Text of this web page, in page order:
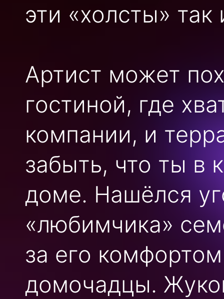
эти «холсты»
Артист может
гостиной, где
компании, и
забыть, что ты в
доме. Нашёлся
«любимчика»
за его
домочадцы.